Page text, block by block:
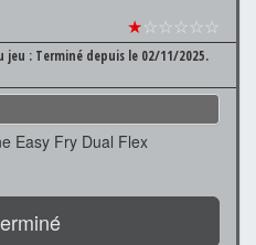
★☆☆☆☆☆
jeu : Terminé depuis le 02/11/2025.
Easy Fry Dual Flex